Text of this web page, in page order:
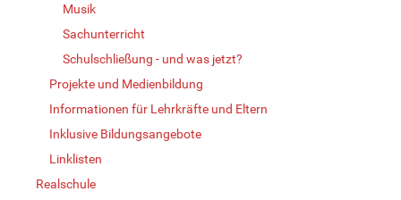
Musik
Sachunterricht
Schulschließung - und was jetzt?
Projekte und Medienbildung
Informationen für Lehrkräfte und Eltern
Inklusive Bildungsangebote
Linklisten
Realschule